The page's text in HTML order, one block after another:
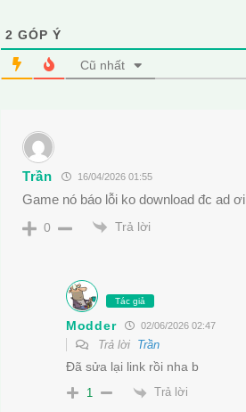
2 GÓP Ý
Cũ nhất
Trần 16/04/2026 01:55
Game nó báo lỗi ko download đc ad ơi
0 Trả lời
Tác giả
Modder 02/06/2026 02:47
Trả lời Trần
Đã sửa lại link rồi nha b
1 Trả lời